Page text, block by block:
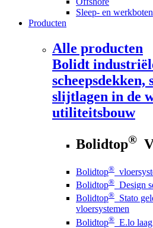
Sleep- en werkboten
Producten
Alle producten
Bolidt
scheepsdekken,
slijtlagen in de
utiliteitsbouw
Bolidtop®
Bolidtop®
Bolidtop® Design
Bolidtop® Stato
vloersystemen
Bolidtop® E.lo